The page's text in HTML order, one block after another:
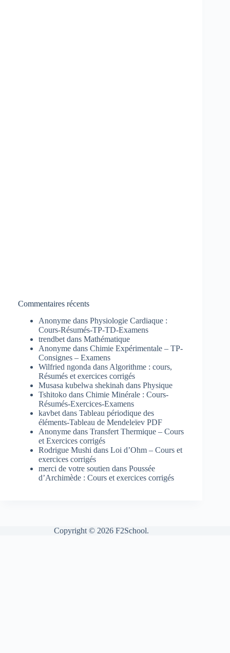
Commentaires récents
Anonyme dans Physiologie Cardiaque :
Cours-Résumés-TP-TD-Examens
trendbet dans Mathématique
Anonyme dans Chimie Expérimentale – TP-
Consignes – Examens
Wilfried ngonda dans Algorithme : cours,
Résumés et exercices corrigés
Musasa kubelwa shekinah dans Physique
Tshitoko dans Chimie Minérale : Cours-
Résumés-Exercices-Examens
kavbet dans Tableau périodique des
éléments-Tableau de Mendeleïev PDF
Anonyme dans Transfert Thermique – Cours
et Exercices corrigés
Rodrigue Mushi dans Loi d’Ohm – Cours et
exercices corrigés
merci de votre soutien dans Poussée
d’Archimède : Cours et exercices corrigés
Copyright © 2026 F2School.